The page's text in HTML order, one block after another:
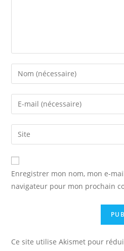
Enter
your
name
comment
Enter
your
email
address
comment
Saisir
l’URL
de
votre
(facultatif)
Enregistrer mon nom, mon e-
navigateur pour mon prochain
Ce site utilise Akismet pour